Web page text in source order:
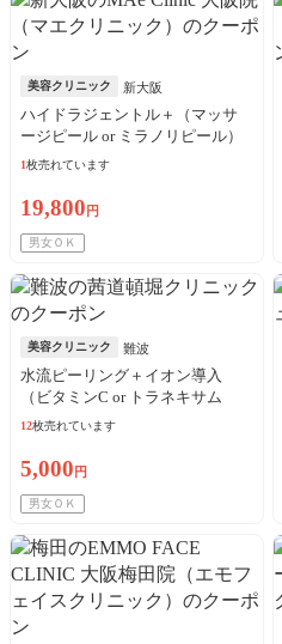
美容クリニック 新大阪
ハイドラジェントル＋（マッサ
ージピール or ミラノリピール）
＋肌診断＋パック※初診料込
1枚売れています
19,800 円
男女ＯＫ
美容クリニック 難波
水流ピーリング＋イオン導入
（ビタミンC or トラネキサム
酸）全顔※初診料込
12枚売れています
5,000 円
男女ＯＫ